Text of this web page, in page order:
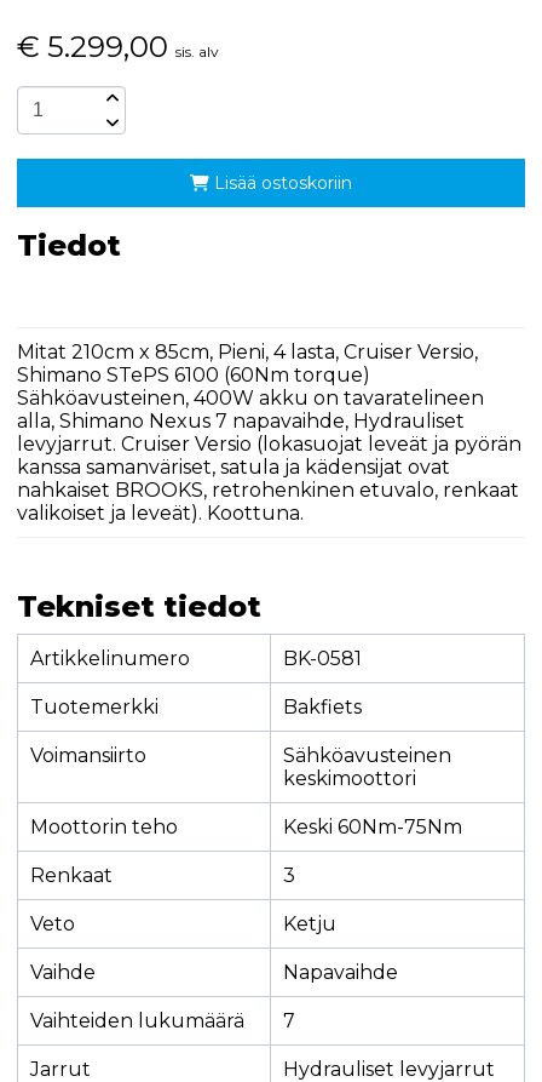
€ 5.299,00 sis. alv
Lisää ostoskoriin
Tiedot
Mitat 210cm x 85cm, Pieni, 4 lasta, Cruiser Versio,
Shimano STePS 6100 (60Nm torque)
Sähköavusteinen, 400W akku on tavaratelineen
alla, Shimano Nexus 7 napavaihde, Hydrauliset
levyjarrut. Cruiser Versio (lokasuojat leveät ja pyörän
kanssa samanväriset, satula ja kädensijat ovat
nahkaiset BROOKS, retrohenkinen etuvalo, renkaat
valikoiset ja leveät). Koottuna.
Tekniset tiedot
Artikkelinumero BK-0581
Tuotemerkki Bakfiets
Voimansiirto
Sähköavusteinen
keskimoottori
Moottorin teho Keski 60Nm-75Nm
Renkaat 3
Veto Ketju
Vaihde Napavaihde
Vaihteiden lukumäärä 7
Jarrut Hydrauliset levyjarrut